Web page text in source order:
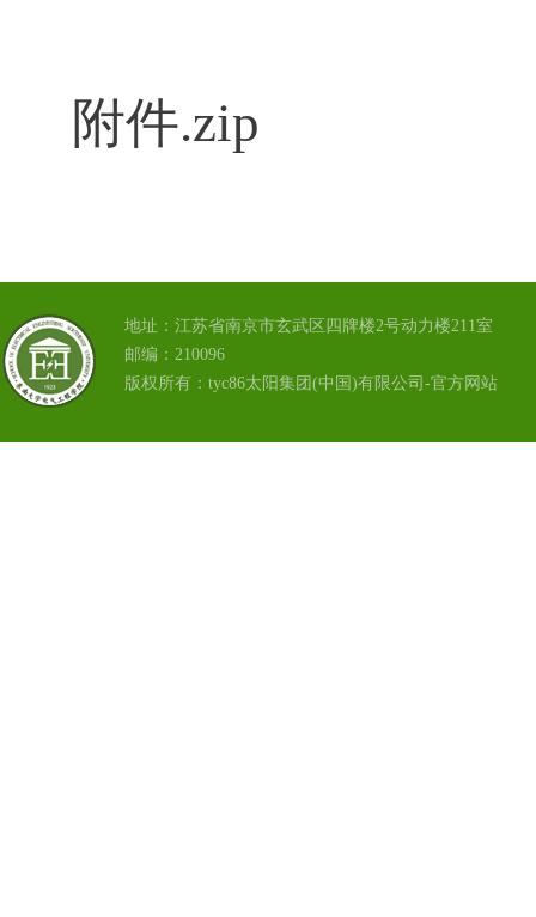
附件.zip
地址：江苏省南京市玄武区四牌楼2号动力楼211室
邮编：210096
版权所有：tyc86太阳集团(中国)有限公司-官方网站